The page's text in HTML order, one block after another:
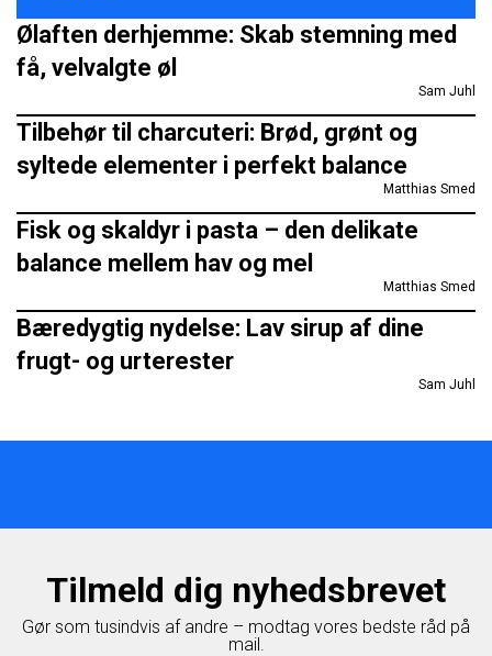
Ølaften derhjemme: Skab stemning med
få, velvalgte øl
Sam Juhl
Tilbehør til charcuteri: Brød, grønt og
syltede elementer i perfekt balance
Matthias Smed
Fisk og skaldyr i pasta – den delikate
balance mellem hav og mel
Matthias Smed
Bæredygtig nydelse: Lav sirup af dine
frugt- og urterester
Sam Juhl
Tilmeld dig nyhedsbrevet
Gør som tusindvis af andre – modtag vores bedste råd på
mail.